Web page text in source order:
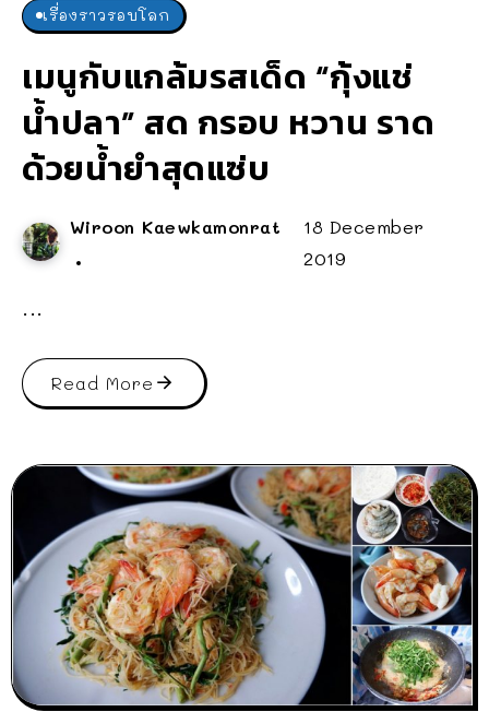
เรื่องราวรอบโลก
เมนูกับแกล้มรสเด็ด “กุ้งแช่
น้ำปลา” สด กรอบ หวาน ราด
ด้วยน้ำยำสุดแซ่บ
Wiroon Kaewkamonrat
18 December
2019
...
Read More